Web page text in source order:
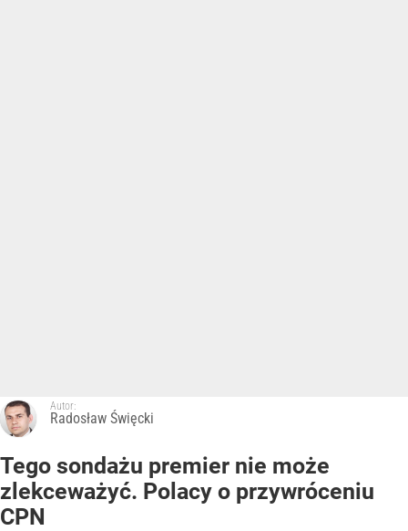
Autor:
Radosław Święcki
Tego sondażu premier nie może
zlekceważyć. Polacy o przywróceniu
CPN